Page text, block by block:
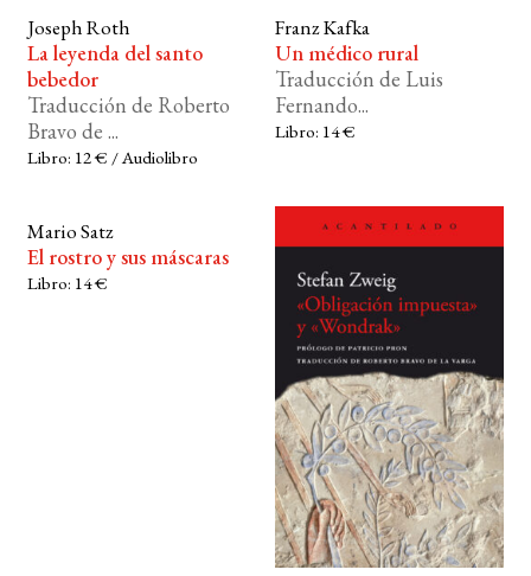
Joseph Roth
La leyenda del santo
bebedor
Traducción de Roberto
Bravo de ...
Libro: 12 € / Audiolibro
Franz Kafka
Un médico rural
Traducción de Luis
Fernando...
Libro: 14 €
Mario Satz
El rostro y sus máscaras
Libro: 14 €